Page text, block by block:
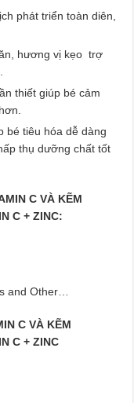
phát triển toàn diên,
hương vị kẹo trợ
thiết giúp bé cảm
bé tiêu hóa dễ dàng
thụ dưỡng chất tốt
C VÀ KẼM
C + ZINC:
and Other…
C VÀ KẼM
C + ZINC